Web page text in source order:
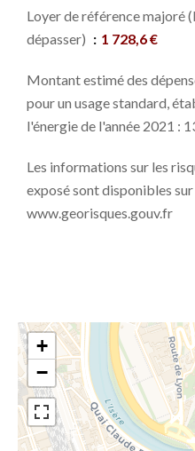
Loyer de référence majoré
dépasser)
1 728,6 €
Montant estimé des
pour un usage standard,
l'énergie de l'année 2021 :
Les informations sur les
exposé sont disponibles
www.georisques.gouv.fr
+
−